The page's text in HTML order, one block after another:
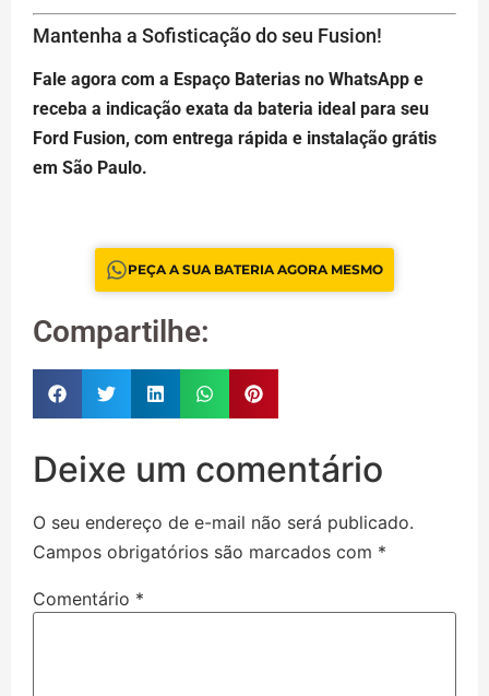
Mantenha a Sofisticação do seu Fusion!
Fale agora com a Espaço Baterias no WhatsApp e
receba a indicação exata da bateria ideal para seu
Ford Fusion, com entrega rápida e instalação grátis
em São Paulo.
PEÇA A SUA BATERIA AGORA MESMO
Compartilhe:
Deixe um comentário
O seu endereço de e-mail não será publicado.
Campos obrigatórios são marcados com *
Comentário *